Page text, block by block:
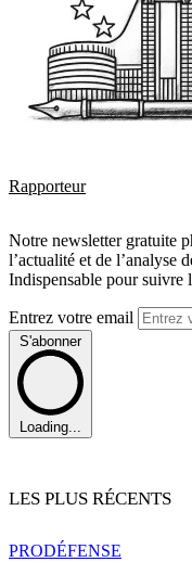
Rapporteur
Notre newsletter gratuite
l’actualité et de l’analyse
Indispensable pour suivre
Entrez votre email
S'abonner
Loading...
LES PLUS RÉCENTS
PRODÉFENSE